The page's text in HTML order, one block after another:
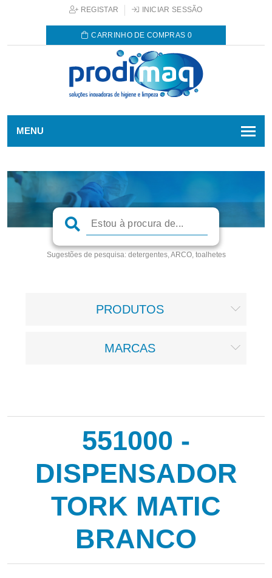
REGISTAR INICIAR SESSÃO
CARRINHO DE COMPRAS 0
MENU
Sugestões de pesquisa:detergentes, ARCO, toalhetes
PRODUTOS
MARCAS
551000 -
DISPENSADOR
TORK MATIC
BRANCO